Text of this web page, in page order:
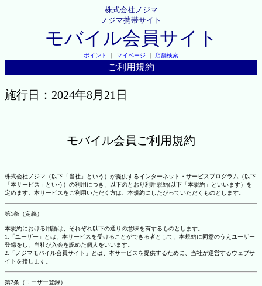
株式会社ノジマ
ノジマ携帯サイト
モバイル会員サイト
ポイント ｜ マイページ ｜ 店舗検索
ご利用規約
施行日：2024年8月21日
モバイル会員ご利用規約
株式会社ノジマ（以下「当社」という）が提供するインターネット・サービスプログラム（以下
「本サービス」という）の利用につき、以下のとおり利用規約(以下「本規約」といいます）を
定めます。本サービスをご利用いただく方は、本規約にしたがっていただくものとします。
第1条（定義）
本規約における用語は、それぞれ以下の通りの意味を有するものとします。
1.「ユーザー」とは、本サービスを受けることができる者として、本規約に同意のうえユーザー
登録をし、当社が入会を認めた個人をいいます。
2.「ノジマモバイル会員サイト」とは、本サービスを提供するために、当社が運営するウェブサ
イトを指します。
第2条（ユーザー登録）